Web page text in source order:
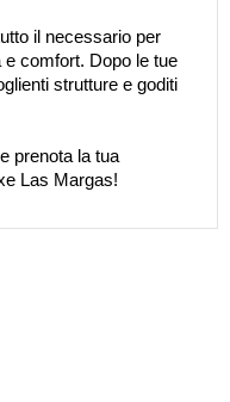
il necessario per
comfort. Dopo le tue
strutture e goditi
prenota la tua
Las Margas!